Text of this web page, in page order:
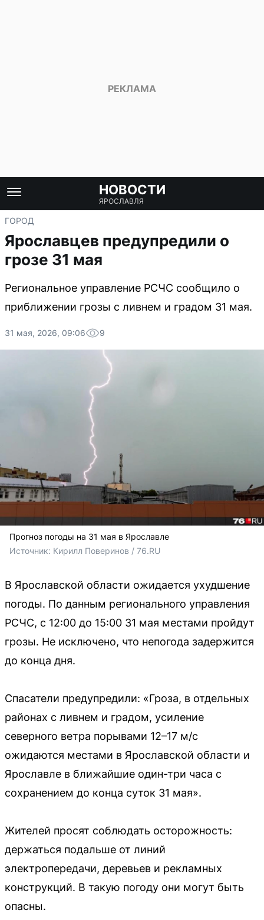
НОВОСТИ
ЯРОСЛАВЛЯ
ГОРОД
Ярославцев предупредили о
грозе 31 мая
Региональное управление РСЧС сообщило о
приближении грозы с ливнем и градом 31 мая.
31 мая, 2026, 09:06 9
Прогноз погоды на 31 мая в Ярославле
Источник: Кирилл Поверинов / 76.RU
В Ярославской области ожидается ухудшение
погоды. По данным регионального управления
РСЧС, с 12:00 до 15:00 31 мая местами пройдут
грозы. Не исключено, что непогода задержится
до конца дня.
Спасатели предупредили: «Гроза, в отдельных
районах с ливнем и градом, усиление
северного ветра порывами 12–17 м/с
ожидаются местами в Ярославской области и
Ярославле в ближайшие один-три часа с
сохранением до конца суток 31 мая».
Жителей просят соблюдать осторожность:
держаться подальше от линий
электропередачи, деревьев и рекламных
конструкций. В такую погоду они могут быть
опасны.